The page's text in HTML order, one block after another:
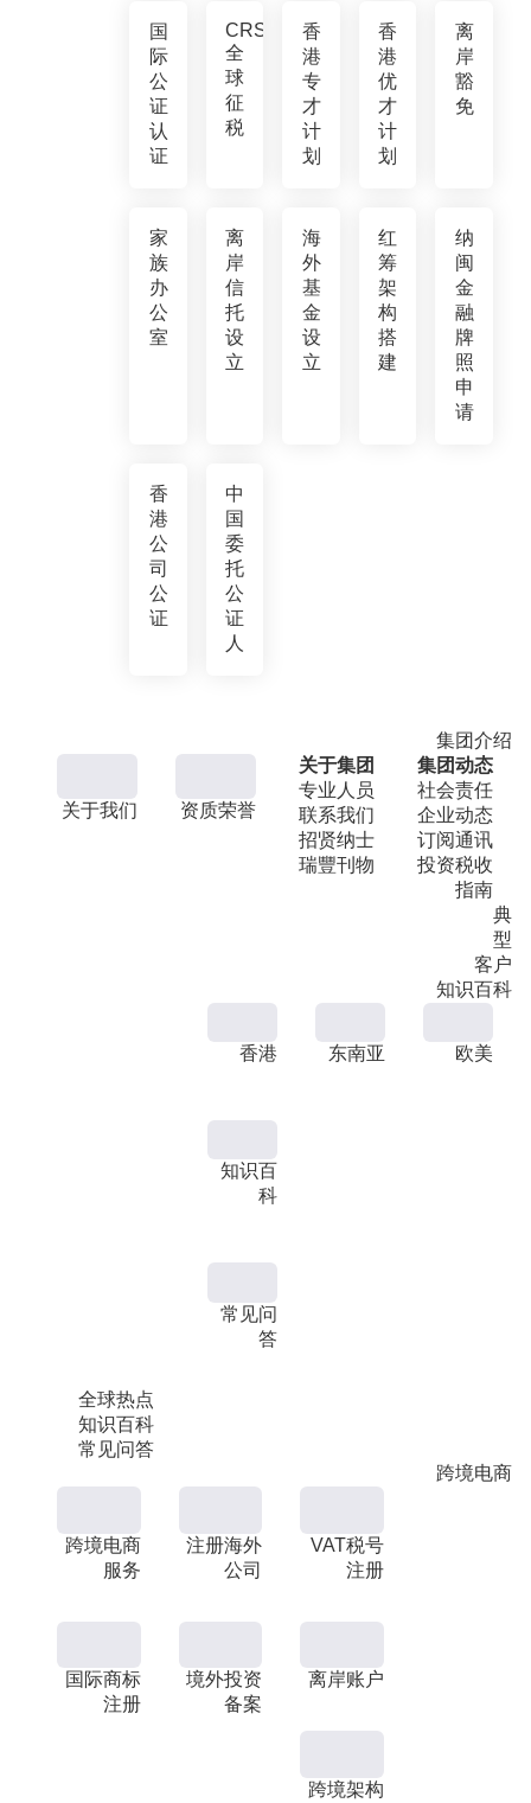
国
际
公
证
认
证
CRS
全
球
征
税
香
港
专
才
计
划
香
港
优
才
计
划
离
岸
豁
免
家
族
办
公
室
离
岸
信
托
设
立
海
外
基
金
设
立
红
筹
架
构
搭
建
纳
闽
金
融
牌
照
申
请
香
港
公
司
公
证
中
国
委
托
公
证
人
集团介绍
关于我们 资质荣誉
关于集团
专业人员
联系我们
招贤纳士
瑞豐刊物
集团动态
社会责任
企业动态
订阅通讯
投资税收
指南
典
型
客户
知识百科
全球热点
知识百科
常见问答
香港 东南亚 欧美
知识百
科
常见问
答
跨境电商
跨境电商
服务
注册海外
公司
VAT税号
注册
国际商标
注册
境外投资
备案
离岸账户
跨境架构